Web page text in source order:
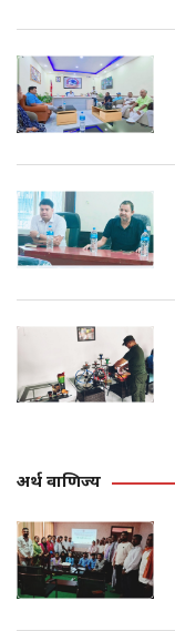
अर्थ वाणिज्य